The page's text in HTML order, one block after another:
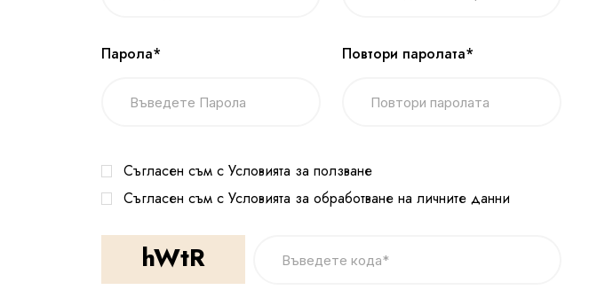
Парола* Повтори паролата*
Съгласен съм с Условията за ползване
Съгласен съм с Условията за обработване на личните данни
hWtR